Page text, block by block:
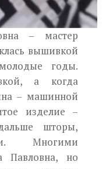
– мастер
вышивкой
годы.
а когда
– машинной
изделие –
шторы,
Многими
Павловна, но